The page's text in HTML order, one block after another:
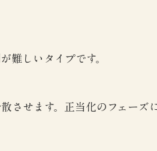
難しいタイプです。
させます。正当化のフェーズ